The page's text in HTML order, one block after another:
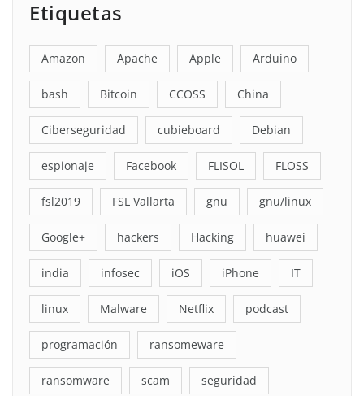
Etiquetas
Amazon Apache Apple Arduino
bash Bitcoin CCOSS China
Ciberseguridad cubieboard Debian
espionaje Facebook FLISOL FLOSS
fsl2019 FSL Vallarta gnu gnu/linux
Google+ hackers Hacking huawei
india infosec iOS iPhone IT
linux Malware Netflix podcast
programación ransomeware
ransomware scam seguridad